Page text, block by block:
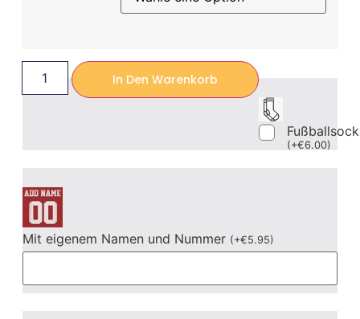
In Den Warenkorb
(+€6.00)
Mit eigenem Namen und Nummer (+€5.95)